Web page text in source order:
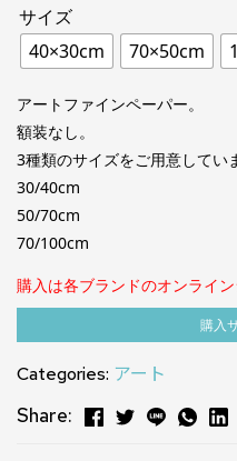
サイズ
40×30cm
70×50cm
アートファインペーパー。
額装なし。
3種類のサイズをご用意してい
30/40cm
50/70cm
70/100cm
購入は各ブランドのオンライ
購⼊
Categories: アート
Share: